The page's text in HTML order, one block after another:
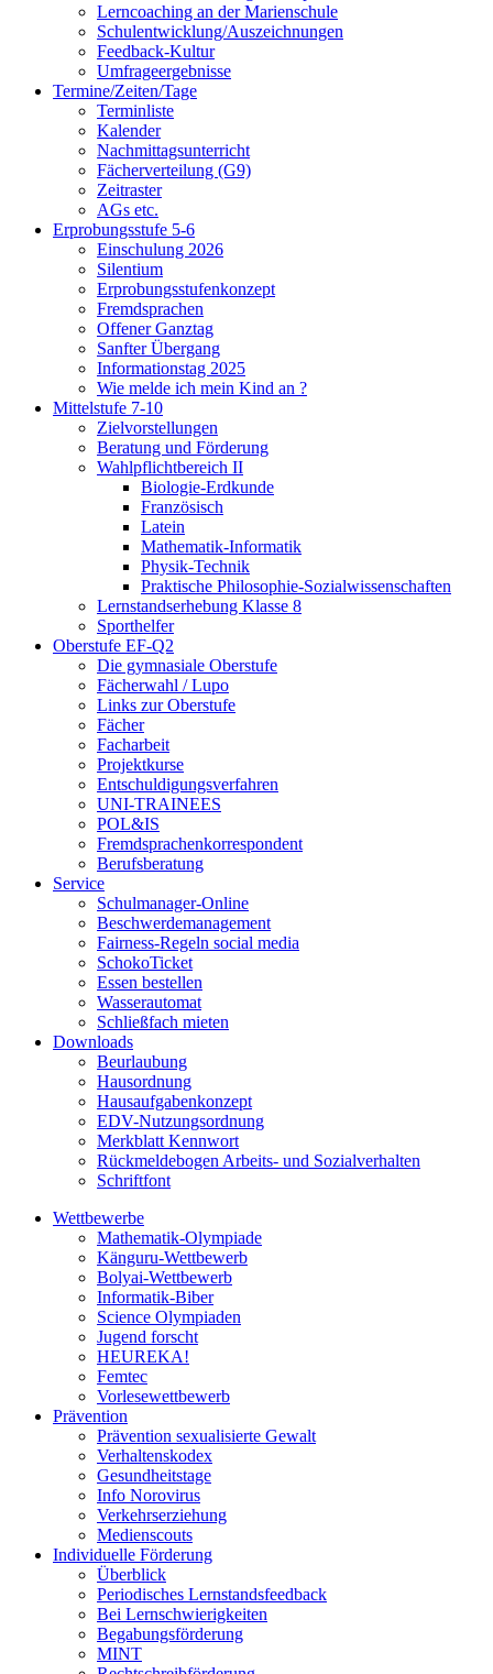
Lerncoaching an der Marienschule
Schulentwicklung/Auszeichnungen
Feedback-Kultur
Umfrageergebnisse
Termine/Zeiten/Tage
Terminliste
Kalender
Nachmittagsunterricht
Fächerverteilung (G9)
Zeitraster
AGs etc.
Erprobungsstufe 5-6
Einschulung 2026
Silentium
Erprobungsstufenkonzept
Fremdsprachen
Offener Ganztag
Sanfter Übergang
Informationstag 2025
Wie melde ich mein Kind an ?
Mittelstufe 7-10
Zielvorstellungen
Beratung und Förderung
Wahlpflichtbereich II
Biologie-Erdkunde
Französisch
Latein
Mathematik-Informatik
Physik-Technik
Praktische Philosophie-Sozialwissenschaften
Lernstandserhebung Klasse 8
Sporthelfer
Oberstufe EF-Q2
Die gymnasiale Oberstufe
Fächerwahl / Lupo
Links zur Oberstufe
Fächer
Facharbeit
Projektkurse
Entschuldigungsverfahren
UNI-TRAINEES
POL&IS
Fremdsprachenkorrespondent
Berufsberatung
Service
Schulmanager-Online
Beschwerdemanagement
Fairness-Regeln social media
SchokoTicket
Essen bestellen
Wasserautomat
Schließfach mieten
Downloads
Beurlaubung
Hausordnung
Hausaufgabenkonzept
EDV-Nutzungsordnung
Merkblatt Kennwort
Rückmeldebogen Arbeits- und Sozialverhalten
Schriftfont
Wettbewerbe
Mathematik-Olympiade
Känguru-Wettbewerb
Bolyai-Wettbewerb
Informatik-Biber
Science Olympiaden
Jugend forscht
HEUREKA!
Femtec
Vorlesewettbewerb
Prävention
Prävention sexualisierte Gewalt
Verhaltenskodex
Gesundheitstage
Info Norovirus
Verkehrserziehung
Medienscouts
Individuelle Förderung
Überblick
Periodisches Lernstandsfeedback
Bei Lernschwierigkeiten
Begabungsförderung
MINT